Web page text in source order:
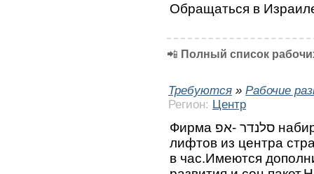
Обращаться в
📲 Полный список
Требуются » Рабочие
Регион: Центр
Фирма סלנדר -אפ набирает работников на установку
лифтов из центра
в час.Имеются